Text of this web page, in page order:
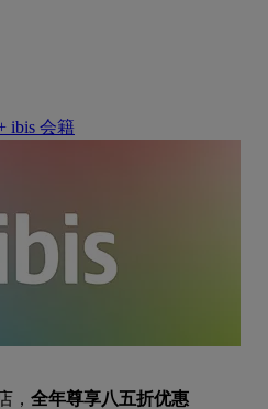
ibis 会籍
， 全年尊享八五折优惠